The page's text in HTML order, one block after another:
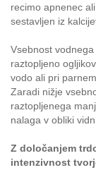
recimo apnenec
sestavljen iz
Vsebnost
raztopljeno
vodo ali pri
Zaradi nižje
raztopljenega
nalaga v obliki
Z določanjem
intenzivnost